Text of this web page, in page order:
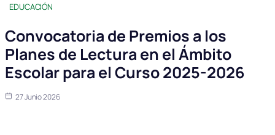
EDUCACIÓN
Convocatoria de Premios a los
Planes de Lectura en el Ámbito
Escolar para el Curso 2025-2026
27 Junio 2026